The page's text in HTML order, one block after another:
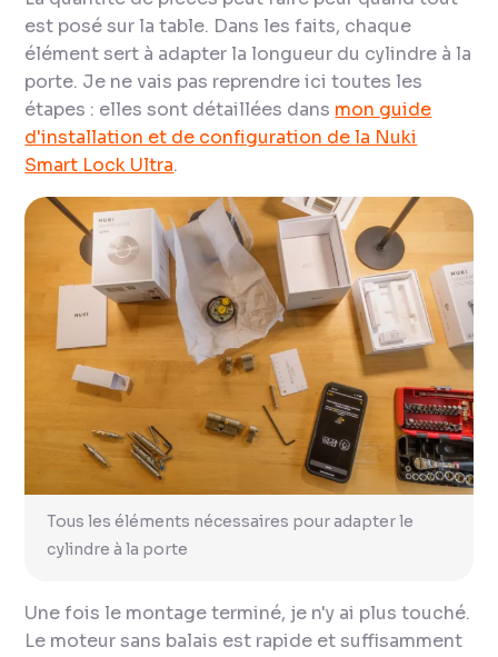
est posé sur la table. Dans les faits, chaque
élément sert à adapter la longueur du cylindre à la
porte. Je ne vais pas reprendre ici toutes les
étapes : elles sont détaillées dans mon guide
d'installation et de configuration de la Nuki
Smart Lock Ultra.
Tous les éléments nécessaires pour adapter le
cylindre à la porte
Une fois le montage terminé, je n'y ai plus touché.
Le moteur sans balais est rapide et suffisamment